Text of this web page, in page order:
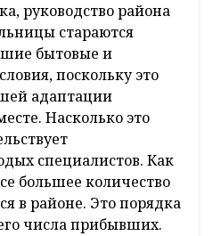
руководство района
стараются
бытовые и
поскольку это
адаптации
Насколько это
специалистов. Как
большее количество
в районе. Это порядка
числа прибывших.